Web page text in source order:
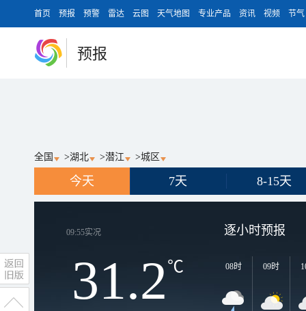
首页 预报 预警 雷达 云图 天气地图 专业产品 资讯 视频 节气
预报
全国 >湖北 >潜江 >城区
今天 7天 8-15天
09:55实况
31.2℃
逐小时预报
08时 09时